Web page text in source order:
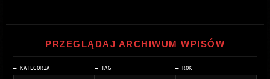
PRZEGLĄDAJ ARCHIWUM WPISÓW
— KATEGORIA — TAG — ROK